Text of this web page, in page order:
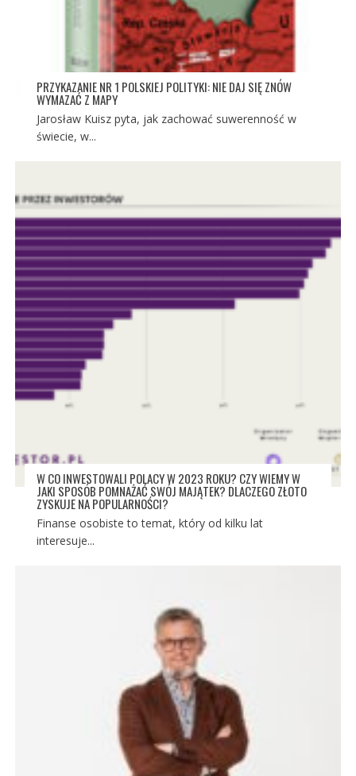
PRZYKAZANIE NR 1 POLSKIEJ POLITYKI: NIE DAJ SIĘ ZNÓW
WYMAZAĆ Z MAPY
Jarosław Kuisz pyta, jak zachować suwerenność w
świecie, w...
W CO INWESTOWALI POLACY W 2023 ROKU? CZY WIEMY W
JAKI SPOSÓB POMNAŻAĆ SWÓJ MAJĄTEK? DLACZEGO ZŁOTO
ZYSKUJE NA POPULARNOŚCI?
Finanse osobiste to temat, który od kilku lat
interesuje...